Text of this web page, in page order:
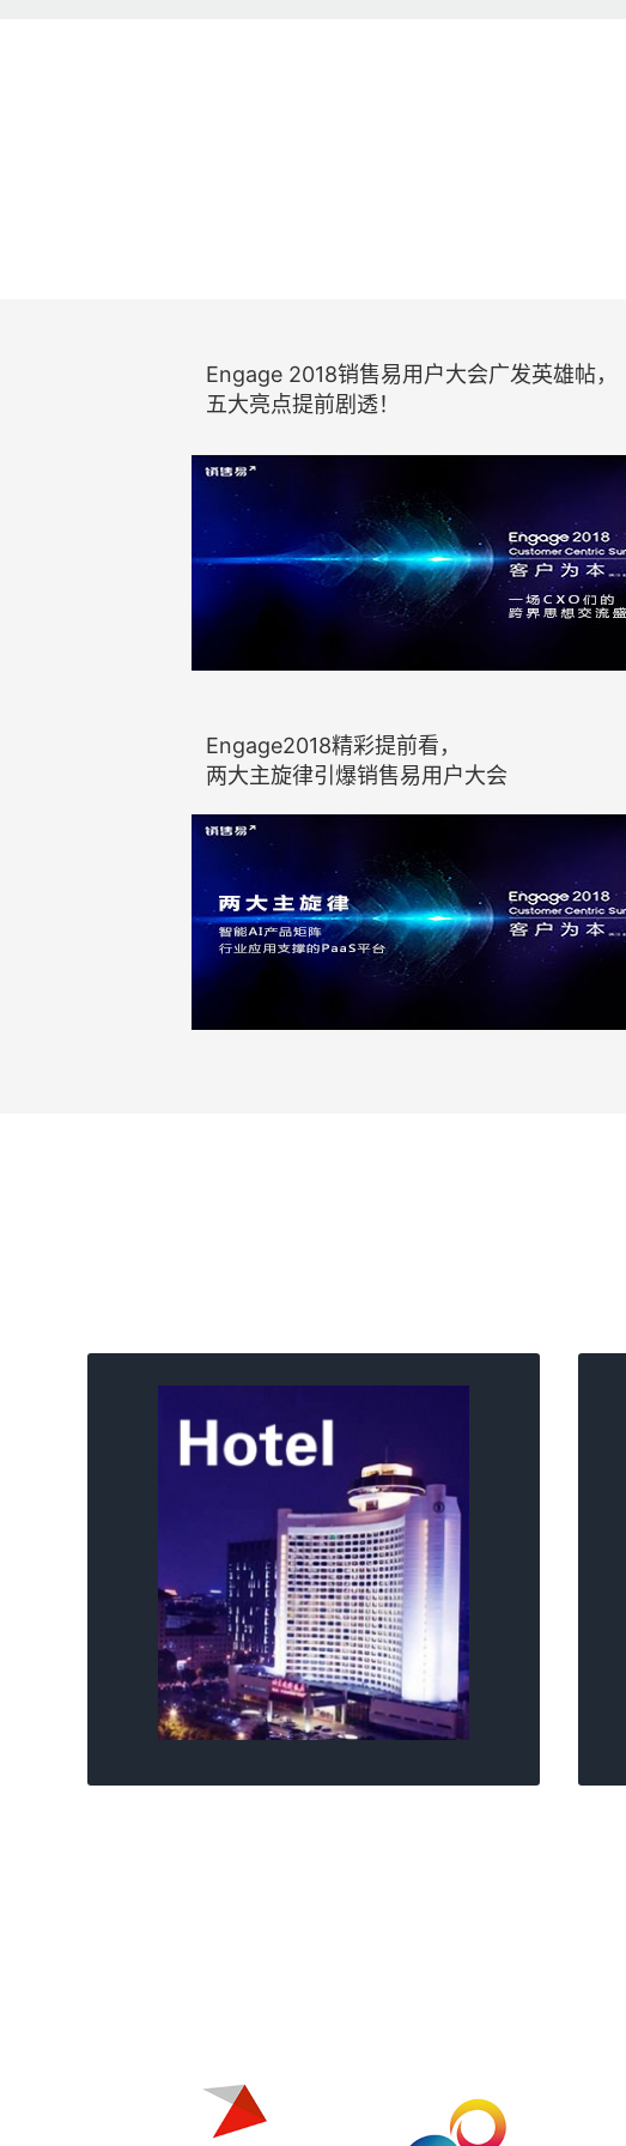
Engage 2018销售易用户大会广发英雄帖，
五大亮点提前剧透！
Engage2018精彩提前看，
两大主旋律引爆销售易用户大会
酒店地址
北京国际饭店
地址：北京市东城区建国门内大街9号
酒店电话：(010)65126688